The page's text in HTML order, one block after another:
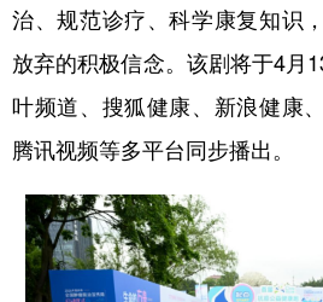
治、规范诊疗、科学康复知识
放弃的积极信念。该剧将于4月
叶频道、搜狐健康、新浪健康
腾讯视频等多平台同步播出。